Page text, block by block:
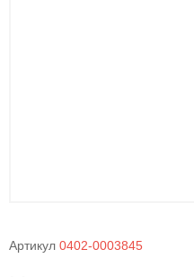
Артикул 0402-0003845